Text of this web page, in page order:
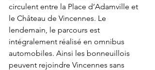
circulent entre la Place d’Adamville et
le Château de Vincennes. Le
lendemain, le parcours est
intégralement réalisé en omnibus
automobiles. Ainsi les bonneuillois
peuvent rejoindre Vincennes sans